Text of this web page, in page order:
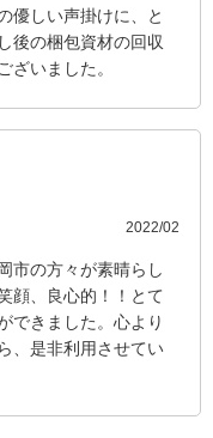
優しい声掛けに、と
後の梱包資材の回収
ざいました。
2022/02
市の方々が素晴らし
顔、良心的！！とて
できました。心より
、是非利用させてい